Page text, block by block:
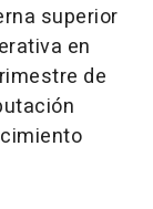
superior
en
de